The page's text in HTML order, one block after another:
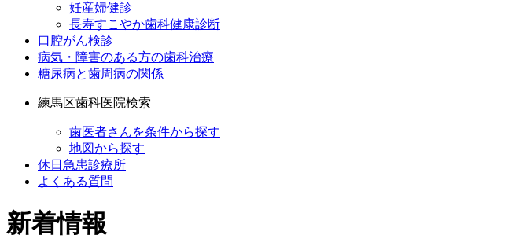
妊産婦健診
長寿すこやか歯科健康診断
口腔がん検診
病気・障害のある方の歯科治療
糖尿病と歯周病の関係
練馬区歯科医院検索
歯医者さんを条件から探す
地図から探す
休日急患診療所
よくある質問
新着情報